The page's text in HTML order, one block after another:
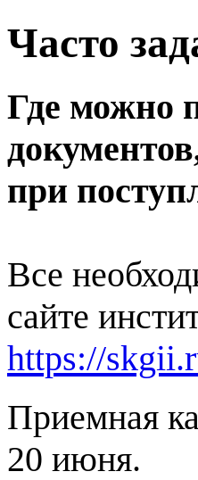
Часто
Где можно
при
Все
сайте
https://
Приемная
20 июня.